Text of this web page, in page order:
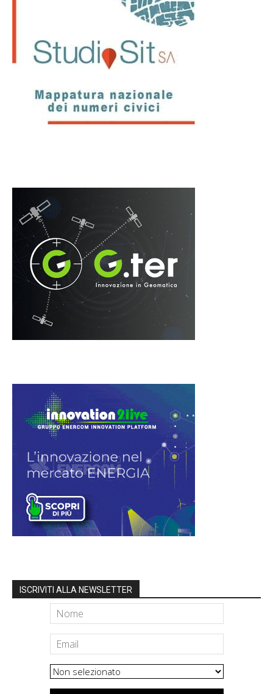
ISCRIVITI ALLA NEWSLETTER